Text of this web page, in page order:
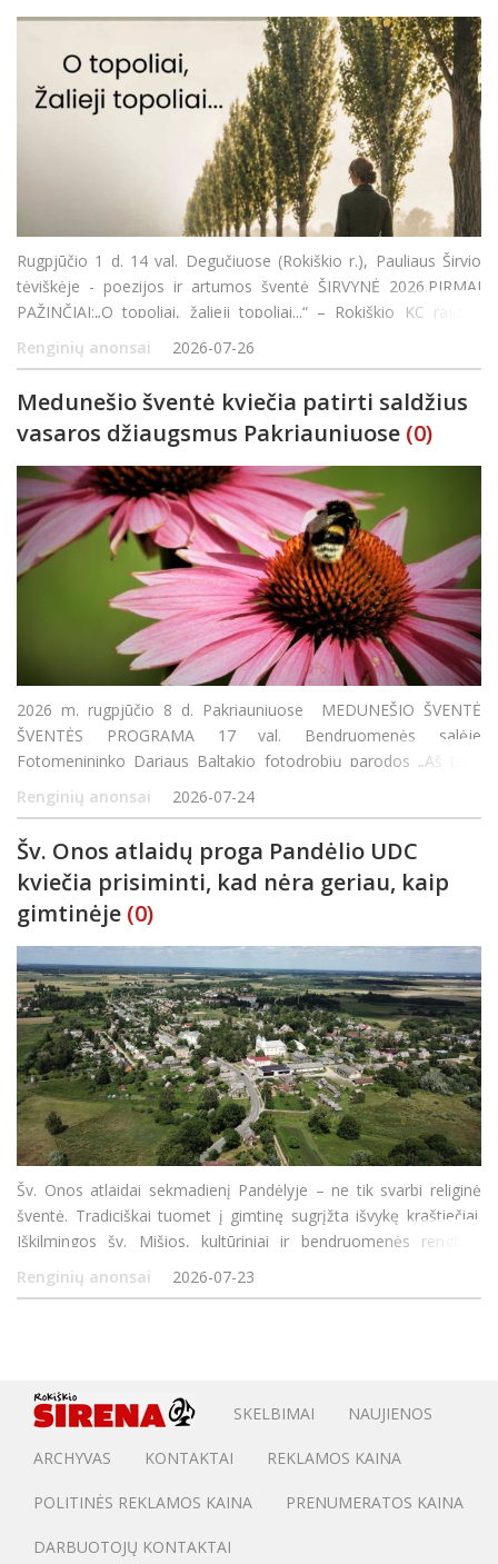
Rugpjūčio 1 d. 14 val. Degučiuose (Rokiškio r.), Pauliaus Širvio
tėviškėje - poezijos ir artumos šventė ŠIRVYNĖ 2026.PIRMAI
PAŽINČIAI:„O topoliai, žalieji topoliai...“ – Rokiškio KC rajono
padalinio Aleksandravėlėje kapela PILENĖ.„Ger
Renginių anonsai 2026-07-26
Medunešio šventė kviečia patirti saldžius
vasaros džiaugsmus Pakriauniuose (0)
2026 m. rugpjūčio 8 d. Pakriauniuose MEDUNEŠIO ŠVENTĖ
ŠVENTĖS PROGRAMA 17 val. Bendruomenės salėje
Fotomenininko Dariaus Baltakio fotodrobių parodos „Aš tave
matau“ atidarymas Lidijos Paršukovienės deimantinės mozaikos
paveikslų paroda 18 va
Renginių anonsai 2026-07-24
Šv. Onos atlaidų proga Pandėlio UDC
kviečia prisiminti, kad nėra geriau, kaip
gimtinėje (0)
Šv. Onos atlaidai sekmadienį Pandėlyje – ne tik svarbi religinė
šventė. Tradiciškai tuomet į gimtinę sugrįžta išvykę kraštiečiai.
Iškilmingos šv. Mišios, kultūriniai ir bendruomenės renginiai
kasmet suburia gausų būrį kraštiečių ir
Renginių anonsai 2026-07-23
SKELBIMAI NAUJIENOS
ARCHYVAS KONTAKTAI REKLAMOS KAINA
POLITINĖS REKLAMOS KAINA PRENUMERATOS KAINA
DARBUOTOJŲ KONTAKTAI